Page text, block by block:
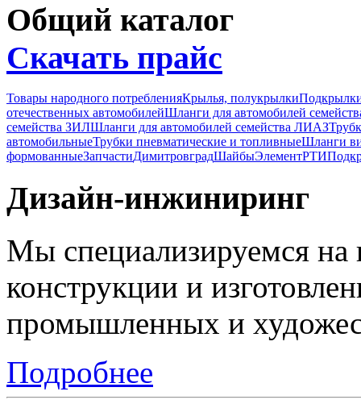
Общий каталог
Скачать прайс
Товары народного потребленияКрылья, полукрылки
отечественных автомобилейШланги для автомобилей
семейства ЗИЛШланги для автомобилей семейства ЛИАЗ
автомобильныеТрубки пневматические и топливныеШланги
формованныеЗапчастиДимитровградШайбыЭлементРТИ
Дизайн-инжиниринг
Мы специализируемся на
конструкции и
промышленных и
Подробнее